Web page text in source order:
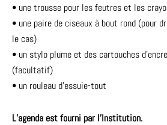
• une trousse pour les feutres et les
• une paire de ciseaux à bout rond (pour
le cas)
• un stylo plume et des cartouches
(facultatif)
• un rouleau d’essuie-tout
L’agenda est fourni par l’Institution.